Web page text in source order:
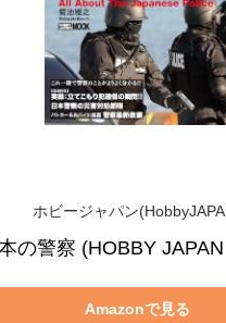
ホビージャパン
の警察 (HOBBY
Amazonで見る